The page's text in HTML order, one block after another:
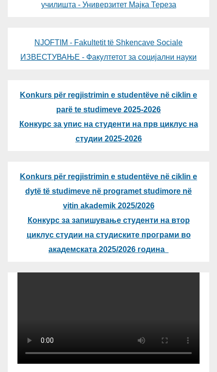
училишта - Универзитет Мајка Тереза
NJOFTIM - Fakultetit të Shkencave Sociale
ИЗВЕСТУВАЊЕ - Факултетот за социјални науки
Konkurs për regjistrimin e studentëve në ciklin e
parë te studimeve 2025-2026
Конкурс за упис на студенти на прв циклус на
студии 2025-2026
Konkurs për regjistrimin e studentëve në ciklin e
dytë të studimeve në programet studimore në
vitin akademik 2025/2026
Конкурс за запишување студенти на втор
циклус студии на студиските програми во
академската 2025/2026 година